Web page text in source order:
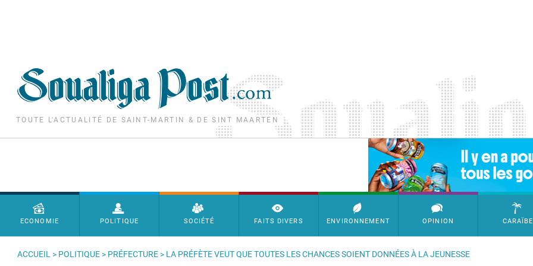
TOUTE L'ACTUALITÉ DE SAINT-MARTIN & DE SINT MAARTEN
SimpleAds Block Bannière
Menu principal
ECONOMIE POLITIQUE SOCIÉTÉ FAITS DIVERS ENVIRONNEMENT OPINION CARAÏBE
ACCUEIL > POLITIQUE > PRÉFECTURE > LA PRÉFÈTE VEUT QUE TOUTES LES CHANCES SOIENT DONNÉES À LA JEUNESSE